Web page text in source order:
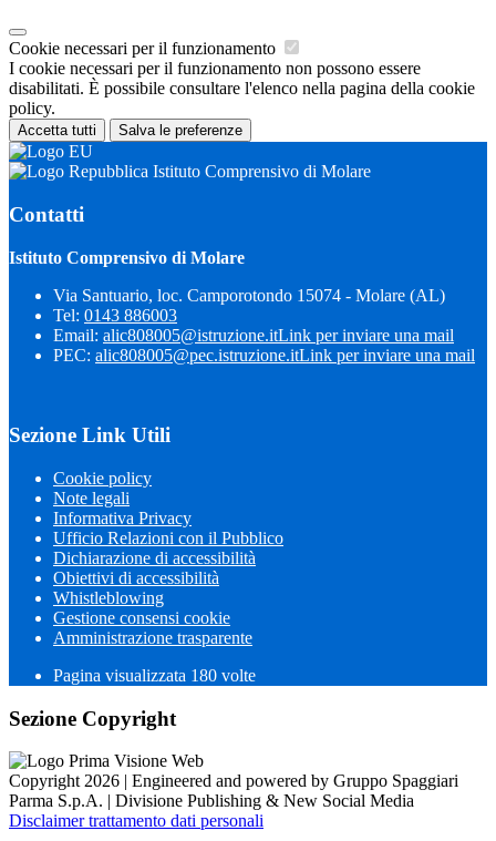
Cookie necessari per il funzionamento
I cookie necessari per il funzionamento non possono essere
disabilitati. È possibile consultare l'elenco nella pagina della cookie
policy.
Accetta tutti Salva le preferenze
Istituto Comprensivo di Molare
Contatti
Istituto Comprensivo di Molare
Via Santuario, loc. Camporotondo 15074 - Molare (AL)
Tel: 0143 886003
Email: alic808005@istruzione.itLink per inviare una mail
PEC: alic808005@pec.istruzione.itLink per inviare una mail
Sezione Link Utili
Cookie policy
Note legali
Informativa Privacy
Ufficio Relazioni con il Pubblico
Dichiarazione di accessibilità
Obiettivi di accessibilità
Whistleblowing
Gestione consensi cookie
Amministrazione trasparente
Pagina visualizzata 180 volte
Sezione Copyright
Copyright 2026 | Engineered and powered by Gruppo Spaggiari
Parma S.p.A. | Divisione Publishing & New Social Media
Disclaimer trattamento dati personali